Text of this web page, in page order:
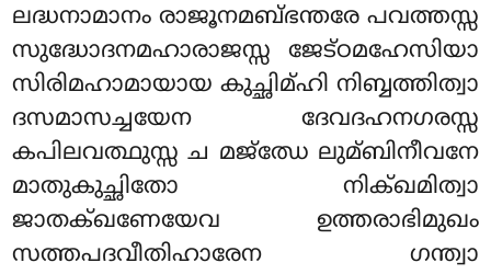
ലദ്ധനാമാനം രാജൂനമബ്ഭന്തരേ പവത്തസ്സ
സുദ്ധോദനമഹാരാജസ്സ ജേട്ഠമഹേസിയാ
സിരിമഹാമായായ കുച്ഛിമ്ഹി നിബ്ബത്തിത്വാ
ദസമാസച്ചയേന ദേവദഹനഗരസ്സ
കപിലവത്ഥുസ്സ ച മജ്ഝേ ലുമ്ബിനീവനേ
മാതുകുച്ഛിതോ നിക്ഖമിത്വാ
ജാതക്ഖണേയേവ ഉത്തരാഭിമുഖം
സത്തപദവീതിഹാരേന ഗന്ത്വാ